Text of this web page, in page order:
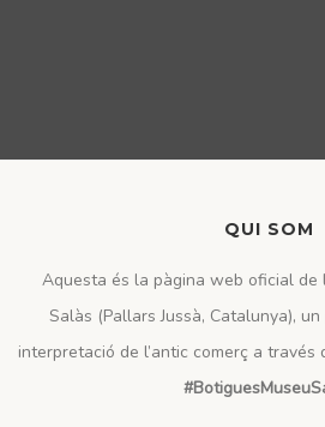
QUI SOM
Aquesta és la pàgina web oficial de
Salàs (Pallars Jussà, Catalunya),
interpretació de l’antic comerç a través